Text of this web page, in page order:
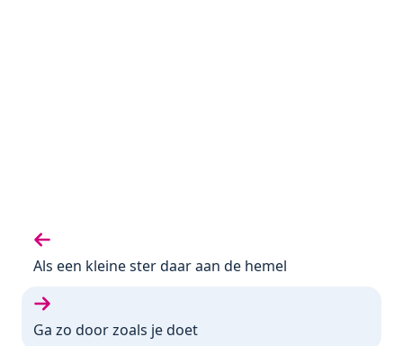
Vorige gedicht:
Als een kleine ster daar aan de hemel
Volgende gedicht:
Ga zo door zoals je doet